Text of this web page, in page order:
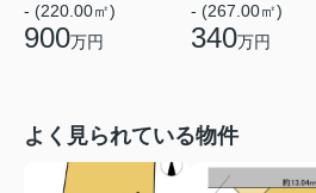
- (220.00㎡)
900万円
- (267.00㎡)
340万円
よく見られている物件